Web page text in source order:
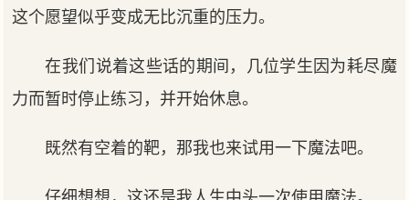
这个愿望似乎变成无比沉重的压力。
在我们说着这些话的期间，几位学生因为耗尽魔
力而暂时停止练习，并开始休息。
既然有空着的靶，那我也来试用一下魔法吧。